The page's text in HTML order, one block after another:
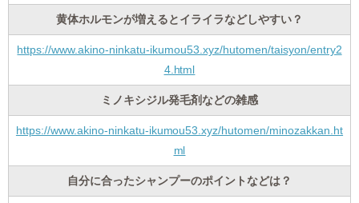
黄体ホルモンが増えるとイライラなどしやすい？
https://www.akino-ninkatu-ikumou53.xyz/hutomen/taisyon/entry2
4.html
ミノキシジル発毛剤などの雑感
https://www.akino-ninkatu-ikumou53.xyz/hutomen/minozakkan.ht
ml
自分に合ったシャンプーのポイントなどは？